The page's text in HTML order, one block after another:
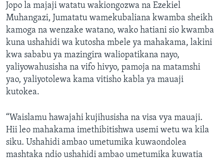
Jopo la majaji watatu wakiongozwa na Ezekiel
Muhangazi, Jumatatu wamekubaliana kwamba sheikh
kamoga na wenzake watano, wako hatiani sio kwamba
kuna ushahidi wa kutosha mbele ya mahakama, lakini
kwa sababu ya mazingira waliopatikana nayo,
yaliyowahusisha na vifo hivyo, pamoja na matamshi
yao, yaliyotolewa kama vitisho kabla ya mauaji
kutokea.
“Waislamu hawajahi kujihusisha na visa vya mauaji.
Hii leo mahakama imethibitishwa usemi wetu wa kila
siku. Ushahidi ambao umetumika kuwaondolea
mashtaka ndio ushahidi ambao umetumika kuwatia